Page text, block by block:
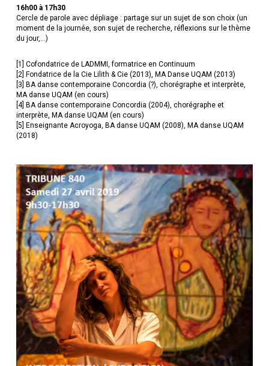
16h00 à 17h30
Cercle de parole avec dépliage : partage sur un sujet de son choix (un
moment de la journée, son sujet de recherche, réflexions sur le thème
du jour,…)
[1] Cofondatrice de LADMMI, formatrice en Continuum
[2] Fondatrice de la Cie Lilith & Cie (2013), MA Danse UQAM (2013)
[3] BA danse contemporaine Concordia (?), chorégraphe et interprète,
MA danse UQAM (en cours)
[4] BA danse contemporaine Concordia (2004), chorégraphe et
interprète, MA danse UQAM (en cours)
[5] Enseignante Acroyoga, BA danse UQAM (2008), MA danse UQAM
(2018)